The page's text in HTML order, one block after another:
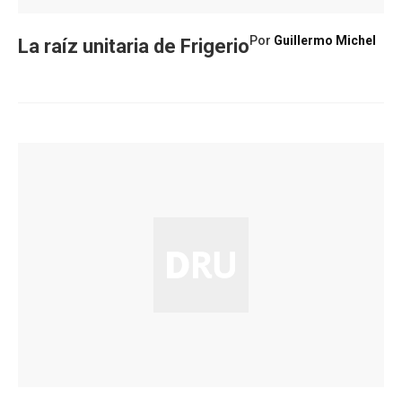
La raíz unitaria de FrigerioPor Guillermo Michel